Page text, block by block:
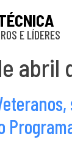
E LÍDERES
abril